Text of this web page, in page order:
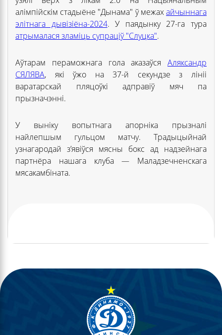
алімпійскім стадыёне "Дынама" ў межахайчыннага
элітнага дывізіёна-2024. У паядынку 27-га тура
атрымалася зламіць супраціў "Слуцка".
Аўтарам пераможнага гола аказаўся Аляксандр
СЯЛЯВА, які ўжо на 37-й секундзе з лініі
варатарскай пляцоўкі адправіў мяч па
прызначэнні.
У выніку вопытнага апорніка прызналі
найлепшым гульцом матчу. Традыцыйнай
узнагародай з’явіўся мясны бокс ад надзейнага
партнёра нашага клуба — Маладзечненскага
мясакамбіната.